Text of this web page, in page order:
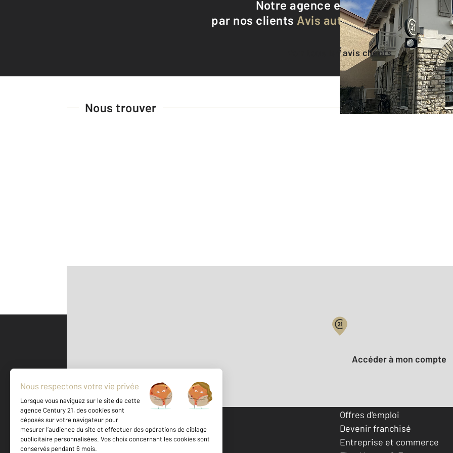
Notre agence est notée9,4/10
par nos clients Avis authentifiés par
Voir tous les avis clients
Nous trouver
500 m ©Mappy
Votre compte :
Accéder à mon compte
Votre agence est notée
Offres d'emploi
Devenir franchisé
Entreprise et commerce